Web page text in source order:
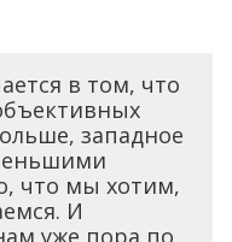
в том, что
западное
что мы хотим,
И